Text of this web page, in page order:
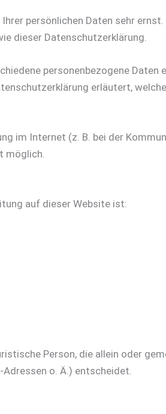
persönlichen Daten sehr
dieser Datenschutzerklärung.
personenbezogene
erläutert,
im Internet (z. B. bei der
möglich.
auf dieser Website ist:
Person, die allein oder
Adressen o. Ä.) entscheidet.